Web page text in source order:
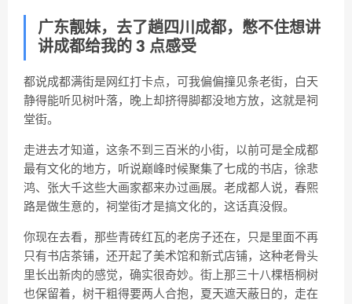
广东靓妹，去了趟四川成都，憋不住想讲
讲成都给我的 3 点感受
都说成都满街是网红打卡点，可我偏偏撞见条老街，白天
静得能听见树叶落，晚上却挤得脚都没地方放，这就是祠
堂街。
走进去才知道，这条不到三百米的小街，以前可是全成都
最有文化的地方，听说巅峰时候聚集了七成的书店， 徐悲
鸿、张大千这些大画家都来办过画展。老成都人说，春熙
路是做生意的，祠堂街才是搞文化的，这话真没假。
你现在去看，那些青砖红瓦的老房子还在，只是里面不再
只有书店茶铺，还开起了美术馆和新式店铺，这种老骨头
里长出新肉的感觉，确实很奇妙。街上那三十八棵梧桐树
也保留着，树干粗得要两人合抱，夏天遮天蔽日的，走在